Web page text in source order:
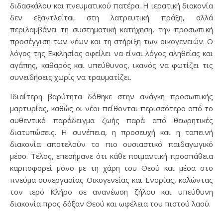
διδασκάλου και πνευματικού πατέρα. Η ιερατική διακονία
δεν εξαντλείται στη λατρευτική πράξη, αλλά
περιλαμβάνει τη συστηματική κατήχηση, την προσωπική
προσέγγιση των νέων και τη στήριξη των οικογενειών. Ο
λόγος της Εκκλησίας οφείλει να είναι λόγος αληθείας και
αγάπης, καθαρός και υπεύθυνος, ικανός να φωτίζει τις
συνειδήσεις χωρίς να τραυματίζει.
Ιδιαίτερη βαρύτητα δόθηκε στην ανάγκη προσωπικής
μαρτυρίας, καθώς οι νέοι πείθονται περισσότερο από το
αυθεντικό παράδειγμα ζωής παρά από θεωρητικές
διατυπώσεις. Η συνέπεια, η προσευχή και η ταπεινή
διακονία αποτελούν το πιο ουσιαστικό παιδαγωγικό
μέσο. Τέλος, επεσήμανε ότι κάθε ποιμαντική προσπάθεια
καρποφορεί μόνο με τη χάρη του Θεού και μέσα στο
πνεύμα συνεργασίας Οικογενείας και Ενορίας, καλώντας
τον ιερό Κλήρο σε ανανέωση ζήλου και υπεύθυνη
διακονία προς δόξαν Θεού και ωφέλεια του πιστού λαού.